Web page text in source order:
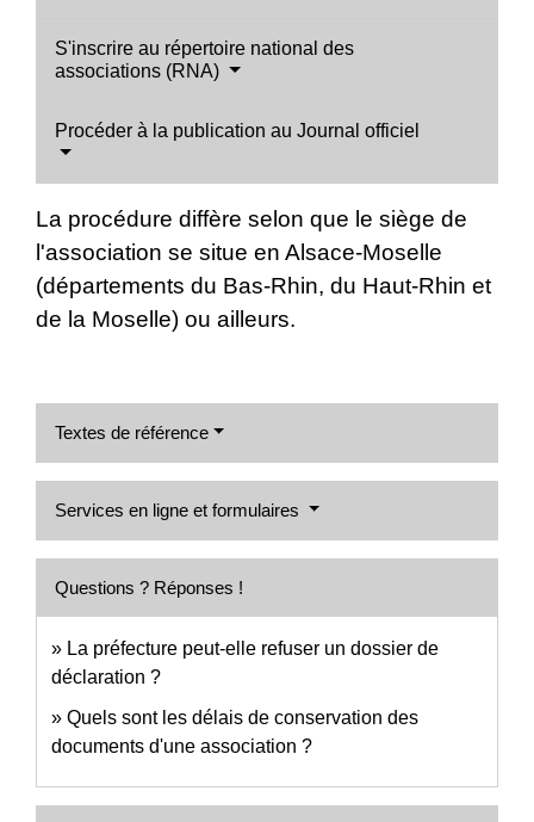
S'inscrire au répertoire national des
associations (RNA)
Procéder à la publication au Journal officiel
La procédure diffère selon que le siège de
l'association se situe en Alsace-Moselle
(départements du Bas-Rhin, du Haut-Rhin et
de la Moselle) ou ailleurs.
Textes de référence
Services en ligne et formulaires
Questions ? Réponses !
La préfecture peut-elle refuser un dossier de
déclaration ?
Quels sont les délais de conservation des
documents d'une association ?